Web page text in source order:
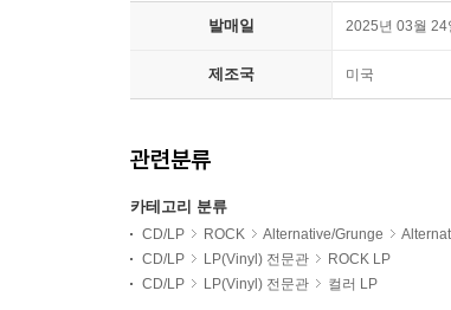
발매일 2025년 03월 24
제조국 미국
관련분류
카테고리 분류
CD/LP ROCK Alternative/Grunge
CD/LP
LP(Vinyl) 전문관
ROCK LP
CD/LP
LP(Vinyl) 전문관 컬러 LP